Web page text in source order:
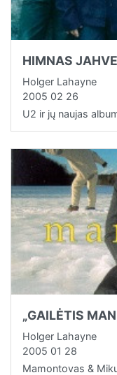
HIMNAS
Holger Lahayne
2005 02 26
U2 ir jų naujas
„GAILĖTIS
Holger Lahayne
2005 01 28
Mamontovas &